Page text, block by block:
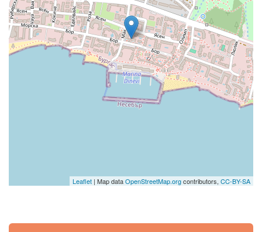
Leaflet | Map dataOpenStreetMap.orgcontributors, CC-BY-SA